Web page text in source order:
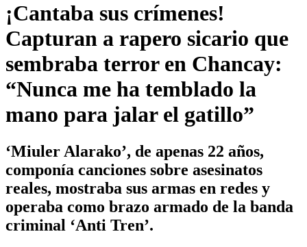
¡Cantaba sus crímenes!
Capturan a rapero sicario que
sembraba terror en Chancay:
“Nunca me ha temblado la
mano para jalar el gatillo”
‘Miuler Alarako’, de apenas 22 años,
componía canciones sobre asesinatos
reales, mostraba sus armas en redes y
operaba como brazo armado de la banda
criminal ‘Anti Tren’.